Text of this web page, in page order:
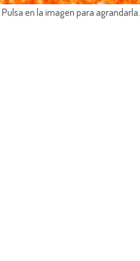
Pulsa en la imagen para agrandarla.